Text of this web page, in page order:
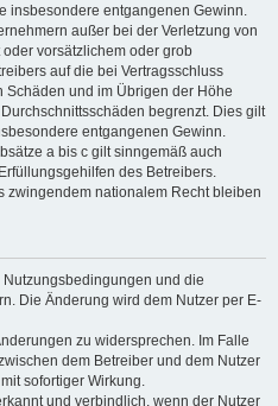
insbesondere entgangenen Gewinn.
außer bei der Verletzung von
vorsätzlichem oder grob
auf die bei Vertragsschluss
und im Übrigen der Höhe
begrenzt. Dies gilt
entgangenen Gewinn.
a bis c gilt sinngemäß auch
des Betreibers.
zwingendem nationalem Recht bleiben
und die
Die Änderung wird dem Nutzer per E-
zu widersprechen. Im Falle
dem Betreiber und dem Nutzer
sofortiger Wirkung.
und verbindlich, wenn der Nutzer